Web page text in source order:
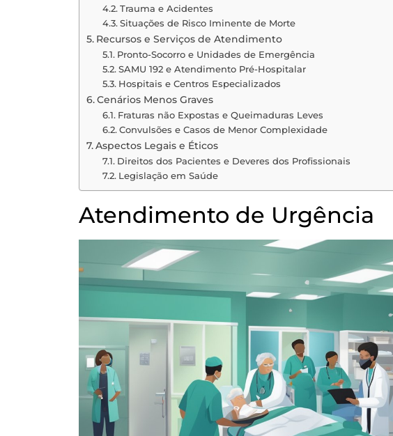
Trauma e Acidentes
Situações de Risco Iminente de Morte
Recursos e Serviços de Atendimento
Pronto-Socorro e Unidades de Emergência
SAMU 192 e Atendimento Pré-Hospitalar
Hospitais e Centros Especializados
Cenários Menos Graves
Fraturas não Expostas e Queimaduras Leves
Convulsões e Casos de Menor Complexidade
Aspectos Legais e Éticos
Direitos dos Pacientes e Deveres dos Profissionais
Legislação em Saúde
Atendimento de Urgência